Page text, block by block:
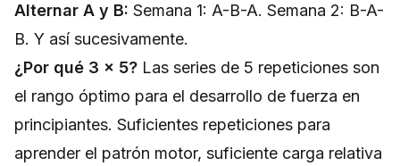
Alternar A y B: Semana 1: A-B-A. Semana 2: B-A-
B. Y así sucesivamente.
¿Por qué 3 × 5? Las series de 5 repeticiones son
el rango óptimo para el desarrollo de fuerza en
principiantes. Suficientes repeticiones para
aprender el patrón motor, suficiente carga relativa